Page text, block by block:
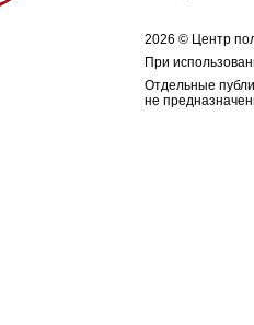
2026 © Центр
При
Отдельные
не